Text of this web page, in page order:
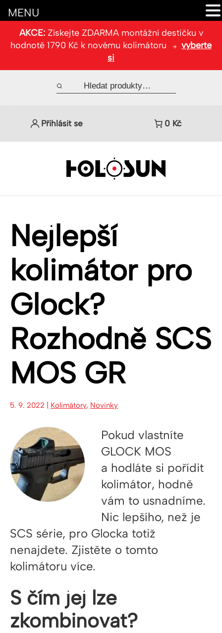
AKCE:Získejte ZDARMA montážní destičku v
hodnotě 1790 Kč k novému kolimátoru
vyberte
si
Přihlásit se 0 Kč
Nejlepší
kolimátor pro
Glock?
Rozhodně SCS
MOS GR
5. 9. 2022 | Kolimátory, Novinky
Pokud vlastníte
GLOCK MOS
a hodláte si pořídit
kolimátor, hodně
vám to usnadníme.
Nic lepšího, než je
SCS série, pro Glocka totiž
nenajdete. Zjistěte o tomto
kolimátoru více.
S čím jej lze
zkombinovat?
MENU